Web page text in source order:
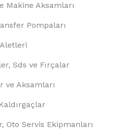
Makine Aksamları
Pompaları
Sds ve Fırçalar
ve Aksamları
Oto Servis Ekipmanları